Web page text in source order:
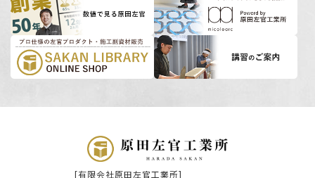
[有限会社原田左官工業所]